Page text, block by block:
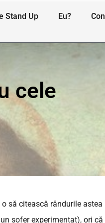
Stand Up Eu?
cele
să citească rândurile astea
șofer experimentat), ori că